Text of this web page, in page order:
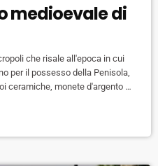
medioevale di
che risale all'epoca in cui
per il possesso della Penisola,
ceramiche, monete d'argento e
stampo per produrre anelli in
emersi durante l'ultima